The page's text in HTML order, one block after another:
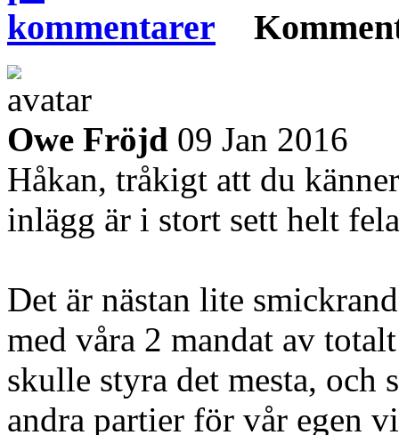
Owe Fröjd 09 Jan 2016
Håkan, tråkigt att du
inlägg är i stort sett helt
Det är nästan lite
med våra 2 mandat av
skulle styra det mesta, och
andra partier för vår egen